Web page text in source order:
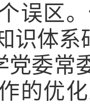
误区
识体系
党委常
的优